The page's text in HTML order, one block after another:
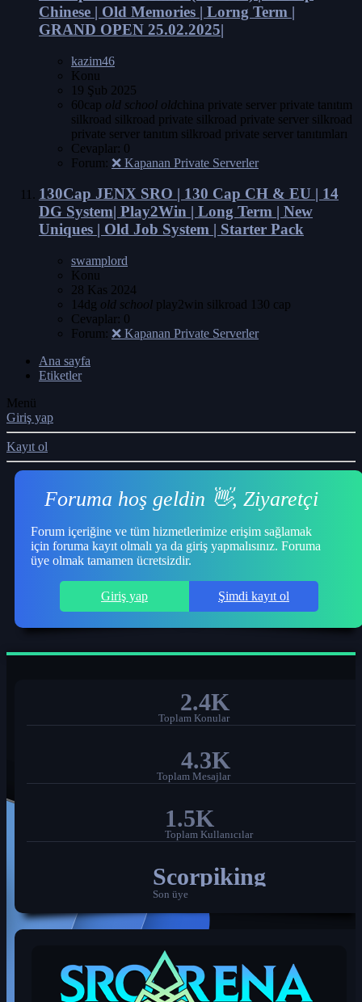
Chinese | Old Memories | Lorng Term |
GRAND OPEN 25.02.2025|
kazim46
Konu
19 Şub 2025
60cap old school oldchina private server private tanıtım
silkroad silkroad private silkroad private server silkroad
private server tanıtım silkroad private server tanıtımları
Cevaplar: 0
Forum: ❌ Kapanan Private Serverler
130Cap JENX SRO | 130 Cap CH & EU | 14
DG System| Play2Win | Long Term | New
Uniques | Old Job System | Starter Pack
swamplord
Konu
28 Kas 2024
14dg old school play2win silkroad 130 cap
Cevaplar: 0
Forum: ❌ Kapanan Private Serverler
Ana sayfa
Etiketler
Menü
Giriş yap
Kayıt ol
Foruma hoş geldin 👋, Ziyaretçi
Forum içeriğine ve tüm hizmetlerimize erişim sağlamak
için foruma kayıt olmalı ya da giriş yapmalısınız. Foruma
üye olmak tamamen ücretsizdir.
Giriş yap Şimdi kayıt ol
2.4K
Toplam Konular
4.3K
Toplam Mesajlar
1.5K
Toplam Kullanıcılar
Scorpiking
Son üye